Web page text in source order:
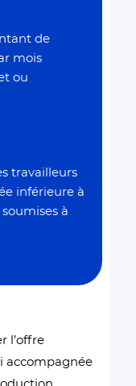
de
mois
ou
travailleurs
inférieure à
à
l’offre
accompagnée